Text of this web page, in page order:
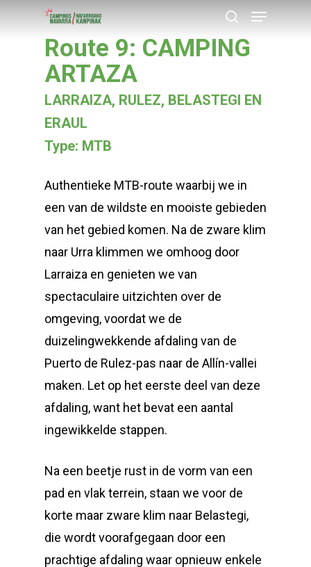
Menu
Route 9: CAMPING
ARTAZA
LARRAIZA, RULEZ, BELASTEGI EN
ERAUL
Type: MTB
Authentieke MTB-route waarbij we in
een van de wildste en mooiste gebieden
van het gebied komen. Na de zware klim
naar Urra klimmen we omhoog door
Larraiza en genieten we van
spectaculaire uitzichten over de
omgeving, voordat we de
duizelingwekkende afdaling van de
Puerto de Rulez-pas naar de Allín-vallei
maken. Let op het eerste deel van deze
afdaling, want het bevat een aantal
ingewikkelde stappen.
Na een beetje rust in de vorm van een
pad en vlak terrein, staan we voor de
korte maar zware klim naar Belastegi,
die wordt voorafgegaan door een
prachtige afdaling waar opnieuw enkele